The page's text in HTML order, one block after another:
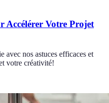
Accélérer Votre Projet
avec nos astuces efficaces et
votre créativité!